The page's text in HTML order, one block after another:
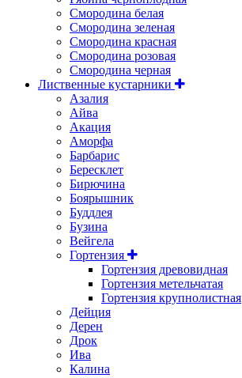
Смородина белая
Смородина зеленая
Смородина красная
Смородина розовая
Смородина черная
Лиственные кустарники
Азалия
Айва
Акация
Аморфа
Барбарис
Бересклет
Бирючина
Боярышник
Буддлея
Бузина
Вейгела
Гортензия
Гортензия древовидная
Гортензия метельчатая
Гортензия крупнолистная
Дейция
Дерен
Дрок
Ива
Калина